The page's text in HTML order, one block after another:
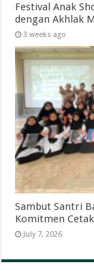
Festival Anak
dengan Akhlak
3 weeks ago
Sambut Santri
Komitmen
July 7, 2026